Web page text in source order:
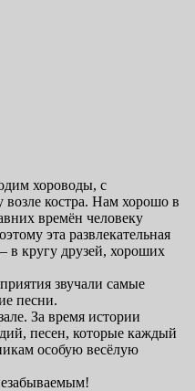
хороводы, с
возле костра. Нам хорошо в
времён человеку
эта развлекательная
в кругу друзей, хороших
звучали самые
песни.
За время истории
песен, которые каждый
особую весёлую